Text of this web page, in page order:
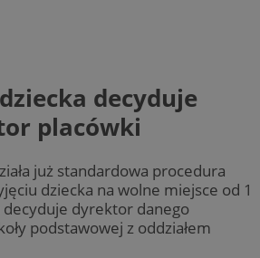
decyduje
placówki
już standardowa procedura
dziecka na wolne miejsce od 1
dyrektor danego
podstawowej z oddziałem